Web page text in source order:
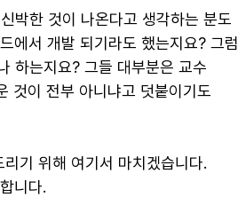
박한 것이 나온다고 생각하는 분도
에서 개발 되기라도 했는지요? 그럼
하는지요? 그들 대부분은 교수
것이 전부 아니냐고 덧붙이기도
기 위해 여기서 마치겠습니다.
니다.